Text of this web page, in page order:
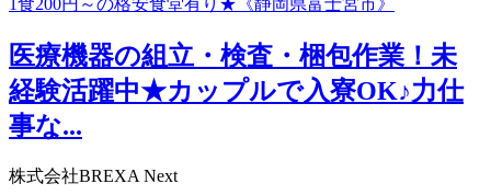
医療機器の組立・検査・梱包作業！未
経験活躍中★カップルで入寮OK♪力仕
事な...
株式会社BREXA Next